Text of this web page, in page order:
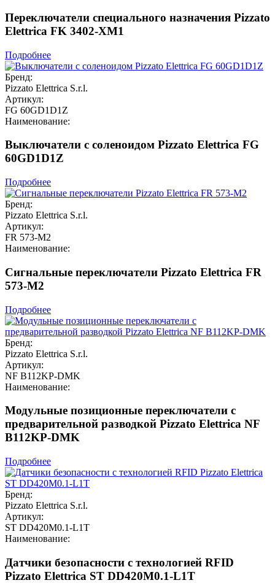
Переключатели специального назначения Pizzato
Elettrica FK 3402-XM1
Подробнее
Бренд:
Pizzato Elettrica S.r.l.
Артикул:
FG 60GD1D1Z
Наименование:
Выключатели с соленоидом Pizzato Elettrica FG
60GD1D1Z
Подробнее
Бренд:
Pizzato Elettrica S.r.l.
Артикул:
FR 573-M2
Наименование:
Сигнальные переключатели Pizzato Elettrica FR
573-M2
Подробнее
Бренд:
Pizzato Elettrica S.r.l.
Артикул:
NF B112KP-DMK
Наименование:
Модульные позиционные переключатели с
предварительной разводкой Pizzato Elettrica NF
B112KP-DMK
Подробнее
Бренд:
Pizzato Elettrica S.r.l.
Артикул:
ST DD420M0.1-L1T
Наименование:
Датчики безопасности с технологией RFID
Pizzato Elettrica ST DD420M0.1-L1T